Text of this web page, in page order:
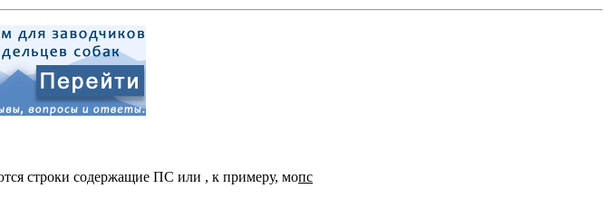
строки содержащие ПС или , к примеру, мопс